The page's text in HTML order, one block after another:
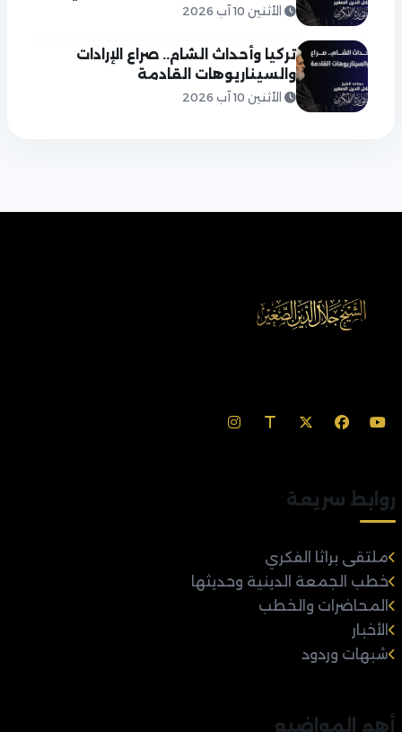
الأثنين 10 آب 2026
تركيا وأحداث الشام.. صراع الإرادات
والسيناريوهات القادمة
الأثنين 10 آب 2026
روابط سريعة
ملتقى براثا الفكري
خطب الجمعة الدينية وحديثها
المحاضرات والخطب
الأخبار
شبهات وردود
أهم المواضيع